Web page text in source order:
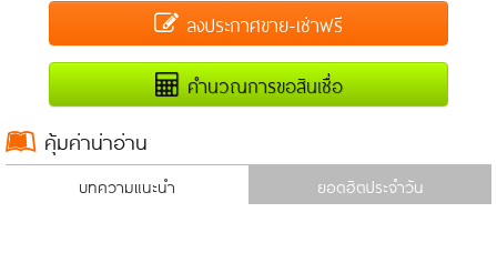
ลงประกาศขาย-เช่าฟรี
คำนวณการขอสินเชื่อ
คุ้มค่าน่าอ่าน
บทความแนะนำ ยอดฮิตประจำวัน